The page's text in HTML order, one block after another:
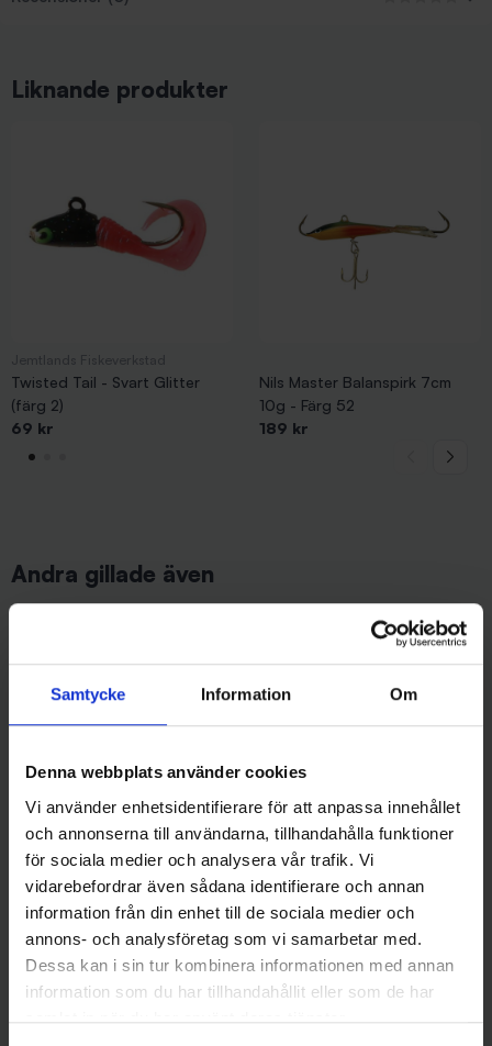
Samtycke Information Om
Denna webbplats använder cookies
Vi använder enhetsidentifierare för att anpassa innehållet
och annonserna till användarna, tillhandahålla funktioner
för sociala medier och analysera vår trafik. Vi
vidarebefordrar även sådana identifierare och annan
information från din enhet till de sociala medier och
annons- och analysföretag som vi samarbetar med.
Dessa kan i sin tur kombinera informationen med annan
information som du har tillhandahållit eller som de har
samlat in när du har använt deras tjänster.
Liknande produkter
Twisted Tail - Svart Glitter
(färg 2)
69 kr
Nils Master Balanspirk 7cm
10g - Färg 52
189 kr
Andra gillade även
Wiggler
Lasto Balanspirk 7 gr - Blå
49 kr
Stoxdal
Alpina Blinken - Koppar Flash
119 kr